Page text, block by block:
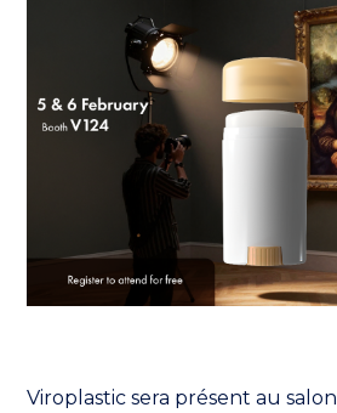
Viroplastic sera présent au salon